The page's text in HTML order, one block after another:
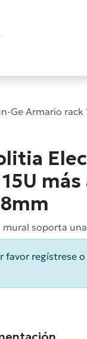
Ge Armario rack
soporta
favor regístrese